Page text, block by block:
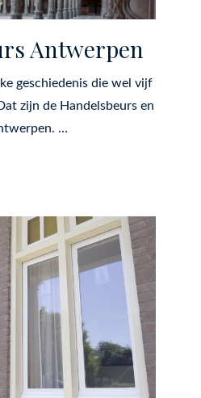
Antwerpen
geschiedenis die wel vijf
zijn de Handelsbeurs en
…